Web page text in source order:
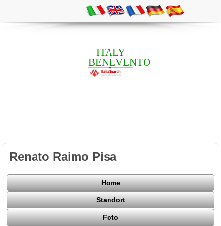
ITALY
BENEVENTO
Renato Raimo Pisa
Home
Standort
Foto